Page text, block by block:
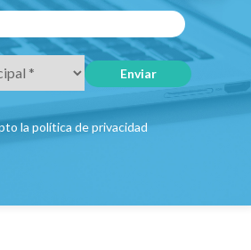
la política de privacidad